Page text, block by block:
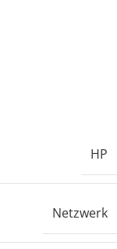
HP
Netzwerk